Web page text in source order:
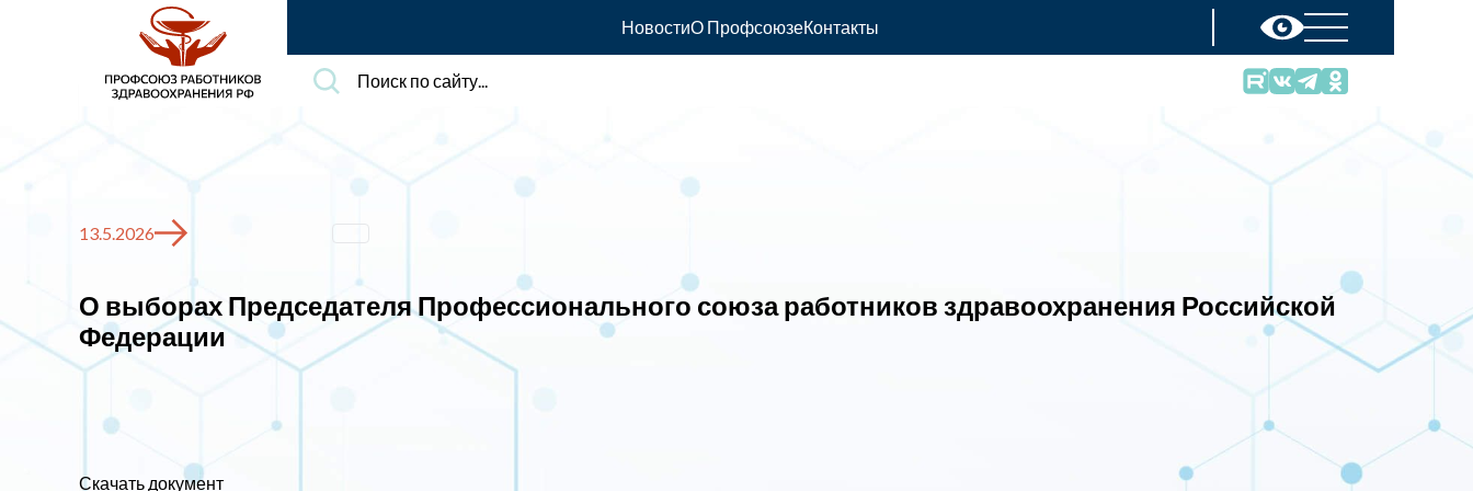
НовостиО ПрофсоюзеКонтакты
Поиск
по
13.5.2026
О выборах Председателя Профессионального союза работников здравоохранения Российской
Федерации
Скачать документ